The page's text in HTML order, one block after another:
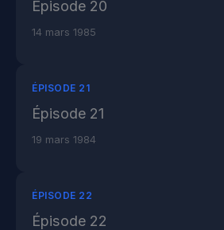
Épisode 20
14 mars 1985
ÉPISODE 21
Épisode 21
19 mars 1984
ÉPISODE 22
Épisode 22